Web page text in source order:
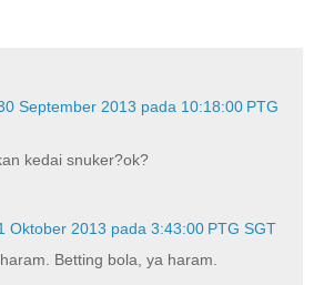
September 2013 pada 10:18:00 PTG
kedai snuker?ok?
Oktober 2013 pada 3:43:00 PTG SGT
Betting bola, ya haram.